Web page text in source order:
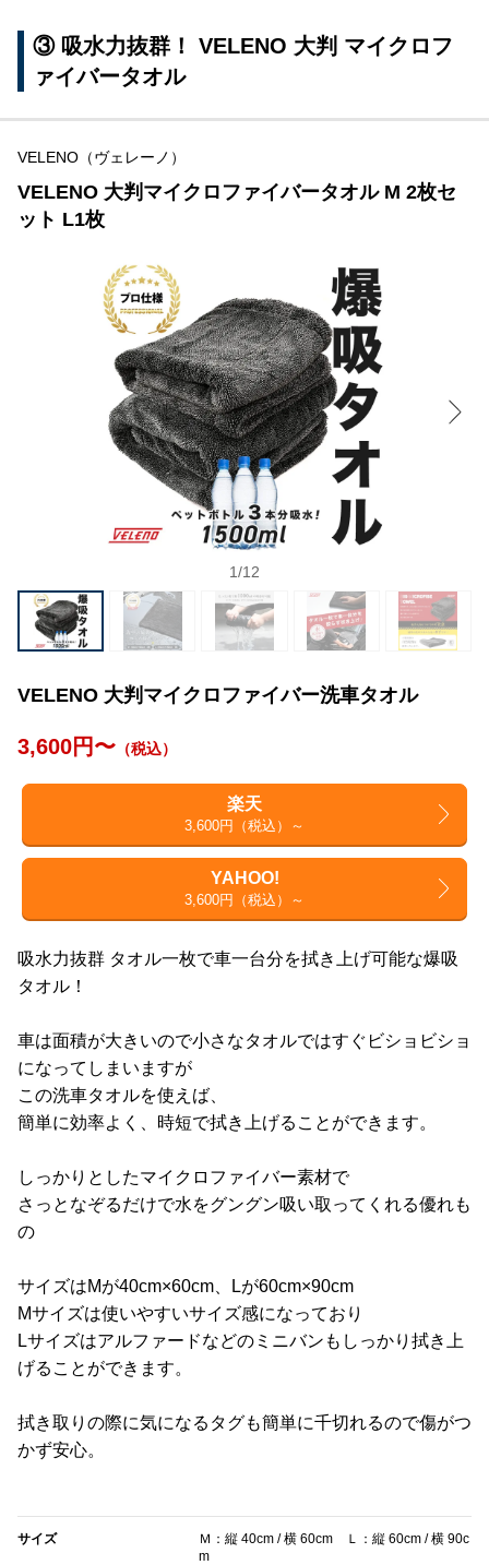
③ 吸水力抜群！ VELENO 大判 マイクロフ
ァイバータオル
VELENO（ヴェレーノ）
VELENO 大判マイクロファイバータオル M 2枚セ
ット L1枚
1/12
VELENO 大判マイクロファイバー洗車タオル
3,600円〜 （税込）
楽天
3,600円（税込）～
YAHOO!
3,600円（税込）～
吸水力抜群 タオル一枚で車一台分を拭き上げ可能な爆吸
タオル！
車は面積が大きいので小さなタオルではすぐビショビショ
になってしまいますが
この洗車タオルを使えば、
簡単に効率よく、時短で拭き上げることができます。
しっかりとしたマイクロファイバー素材で
さっとなぞるだけで水をグングン吸い取ってくれる優れも
の
サイズはMが40cm×60cm、Lが60cm×90cm
Mサイズは使いやすいサイズ感になっており
Lサイズはアルファードなどのミニバンもしっかり拭き上
げることができます。
拭き取りの際に気になるタグも簡単に千切れるので傷がつ
かず安心。
サイズ
Ｍ：縦 40cm / 横 60cm Ｌ：縦 60cm / 横 90c
m